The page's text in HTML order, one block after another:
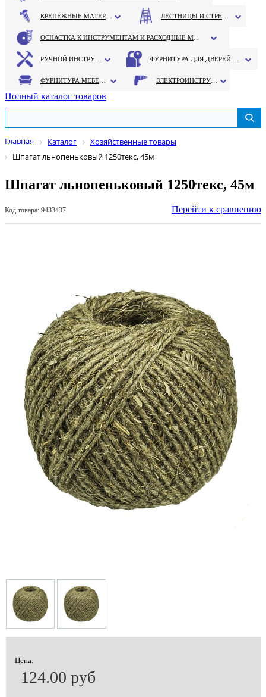
Полный каталог товаров
Главная Каталог
Хозяйственные товары
Шпагат льнопеньковый 1250текс, 45м
Шпагат льнопеньковый 1250текс, 45м
Код товара: 9433437 Перейти к сравнению
Цена:
124.00 руб